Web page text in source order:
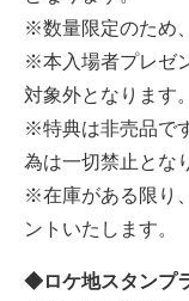
※数量限定のため
※本入場者プレゼ
対象外となります。
※特典は非売品で
為は一切禁止とな
※在庫がある限り
ントいたします。
◆ロケ地スタンプ